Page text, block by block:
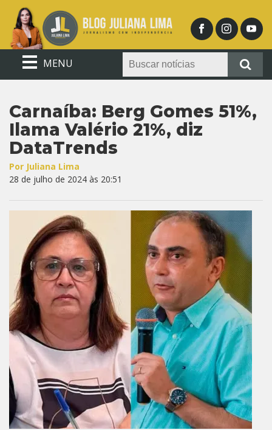
MENU
Carnaíba: Berg Gomes 51%,
Ilama Valério 21%, diz
DataTrends
Por Juliana Lima
28 de julho de 2024 às 20:51